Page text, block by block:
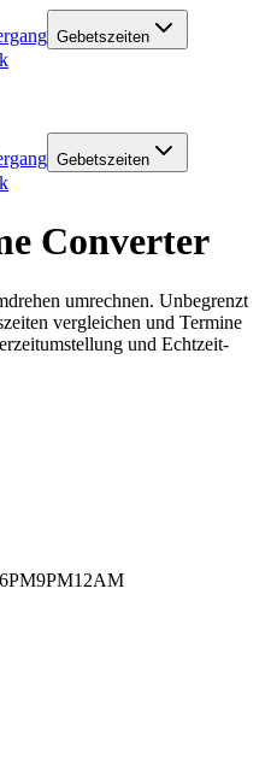
Gebetszeiten
Gebetszeiten
Converter
umrechnen. Unbegrenzt
vergleichen und Termine
und Echtzeit-
6PM9PM12AM